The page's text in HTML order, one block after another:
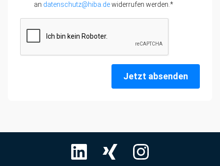
an datenschutz@hiba.dewiderrufen werden.*
Jetzt absenden